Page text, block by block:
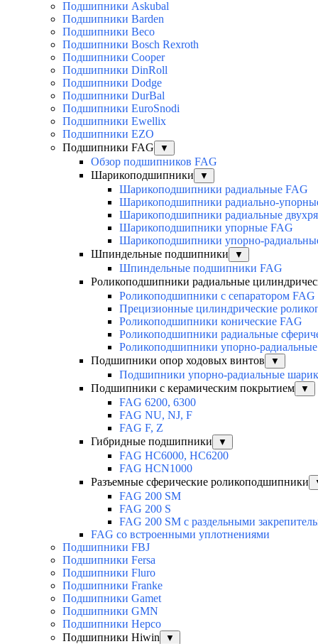
Подшипники Askubal
Подшипники Barden
Подшипники Beco
Подшипники Bosch Rexroth
Подшипники Cooper
Подшипники DinRoll
Подшипники Dodge
Подшипники DurBal
Подшипники EuroSnodi
Подшипники Ewellix
Подшипники EZO
Подшипники FAG
▼
Обзор подшипников FAG
Шарикоподшипники
▼
Шарикоподшипники радиальные FAG
Шарикоподшипники радиально-
Шарикоподшипники радиальные
Шарикоподшипники упорные FAG
Шарикоподшипники упорно-
Шпиндельные подшипники
▼
Шпиндельные подшипники FAG
Роликоподшипники радиальные
Роликоподшипники с сепаратором FAG
Прецизионные цилиндрические
Роликоподшипники конические FAG
Роликоподшипники радиальные
Роликоподшипники упорно-
Подшипники опор ходовых винтов
▼
Подшипники упорно-радиальные
Подшипники с керамическим покрытием
▼
FAG 6200, 6300
FAG NU, NJ, F
FAG F, Z
Гибридные подшипники
▼
FAG HC6000, HC6200
FAG HCN1000
Разъемные сферические роликоподшипники
FAG 200 SM
FAG 200 S
FAG 200 SM с раздельными
FAG со встроенными уплотнениями
Подшипники FBJ
Подшипники Fersa
Подшипники Fluro
Подшипники Franke
Подшипники Gamet
Подшипники GMN
Подшипники Hepco
Подшипники Hiwin
▼